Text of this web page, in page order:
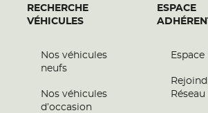
RECHERCHE
VÉHICULES
Nos véhicules
neufs
Nos véhicules
d’occasion
ESPACE
Espace
Réseau